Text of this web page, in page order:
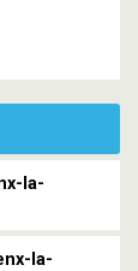
la-
la-